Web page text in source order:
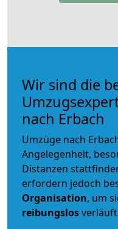
Wir sind die
nach Erbach
Umzüge nach
Angelegenheit,
Distanzen
erfordern jedoch
Organisation, um
reibungslos